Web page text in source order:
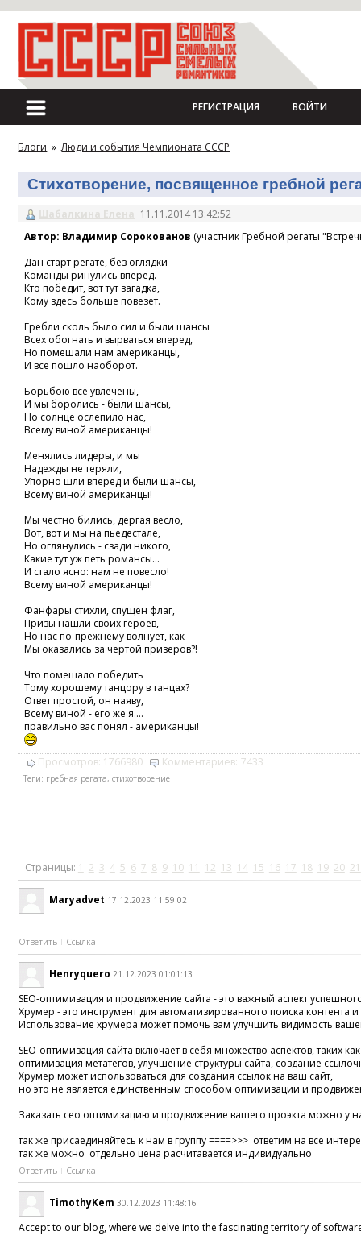
РЕГИСТРАЦИЯ ВОЙТИ
Блоги » Люди и события Чемпионата СССР
Стихотворение, посвященное гребной
Шабалкина Елена 11.11.2014 13:42:52
Автор: Владимир Сорокованов (участник Гребной регаты
Дан старт регате, без оглядки
Команды ринулись вперед.
Кто победит, вот тут загадка,
Кому здесь больше повезет.
Гребли сколь было сил и были шансы
Всех обогнать и вырваться вперед,
Но помешали нам американцы,
И все пошло наоборот.
Борьбою все увлечены,
И мы боролись - были шансы,
Но солнце ослепило нас,
Всему виной американцы!
Менялись лидеры, и мы
Надежды не теряли,
Упорно шли вперед и были шансы,
Всему виной американцы!
Мы честно бились, дергая весло,
Вот, вот и мы на пьедестале,
Но оглянулись - сзади никого,
Какие тут уж петь романсы...
И стало ясно: нам не повесло!
Всему виной американцы!
Фанфары стихли, спущен флаг,
Призы нашли своих героев,
Но нас по-прежнему волнует, как
Мы оказались за чертой призеров?!
Что помешало победить
Тому хорошему танцору в танцах?
Ответ простой, он наяву,
Всему виной - его же я....
правильно вас понял - американцы!
Просмотров: 1766980 Комментариев: 7433
Теги: гребная регата, стихотворение
Страницы: 1 2 3 4 5 6 7 8 9 10 11 12 13 14 15 16 17 18 19 20 21
Maryadvet 17.12.2023 11:59:02
Ответить Ссылка
Henryquero 21.12.2023 01:01:13
SEO-оптимизация и продвижение сайта - это важный аспект
Хрумер - это инструмент для автоматизированного поиска контента
Использование хрумера может помочь вам улучшить видимость
SEO-оптимизация сайта включает в себя множество аспектов, таких
оптимизация метатегов, улучшение структуры сайта, создание
Хрумер может использоваться для создания ссылок на ваш сайт,
но это не является единственным способом оптимизации и
Заказать сео оптимизацию и продвижение вашего проэкта можно у
так же присаединяйтесь к нам в группу ====>>> ответим на все
так же можно отдельно цена расчитавается индивидуально
Ответить Ссылка
TimothyKem 30.12.2023 11:48:16
Accept to our blog, where we delve into the fascinating territory of